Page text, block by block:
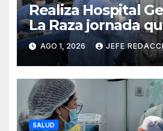
Realiza Hospital
La Raza jornada
que transforma la
menores con labio
hendido
AGO 1, 2026 JEFE
SALUD